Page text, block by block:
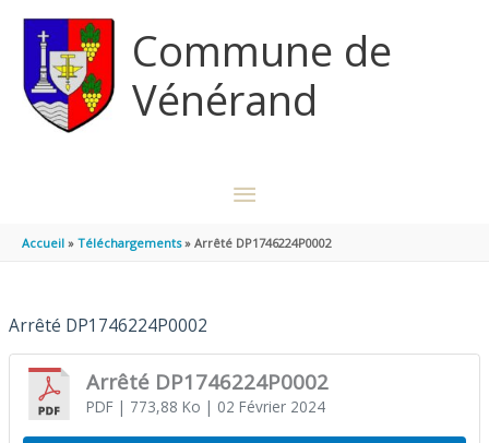
Commune de
Vénérand
MENU
PRINCIPAL
Accueil Téléchargements Arrêté DP1746224P0002
Arrêté DP1746224P0002
Arrêté DP1746224P0002
PDF| 773,88 Ko | 02 Février 2024